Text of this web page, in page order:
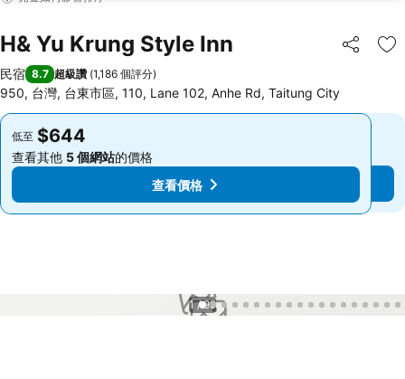
H& Yu Krung Style Inn 分享 加
民宿 8.7 超級讚 (1,186 個評分)
950, 台灣, 台東市區, 110, Lane 102, Anhe Rd, Taitung City
低至 $644
查看其他 5 個網站的價格
查看價格
低至 $644
查看其他 5 個網站的價格
查看價格
1 / 99